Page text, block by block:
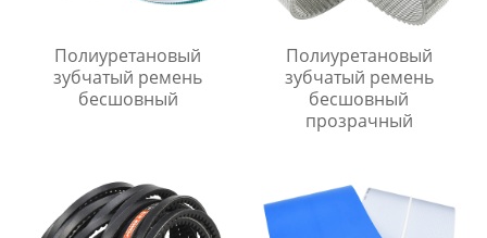
Полиуретановый
зубчатый ремень
бесшовный
Полиуретановый
зубчатый ремень
бесшовный
прозрачный